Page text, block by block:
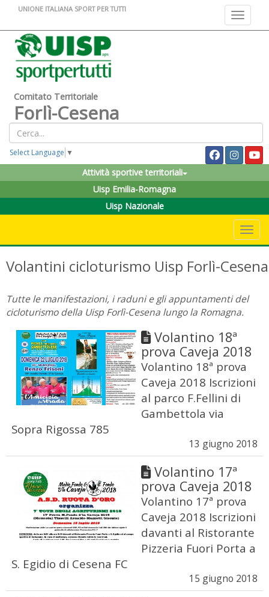
Toggle
UNIONE ITALIANA SPORT PER TUTTI
Comitato Territoriale
Forlì-Cesena
Select Language ▼
Attività sportive territoriali
Uisp Emilia-Romagna
Uisp Nazionale
Volantini cicloturismo Uisp Forlì-Cesena
Tutte le manifestazioni, i raduni e gli appuntamenti del
cicloturismo della Uisp Forlì-Cesena lungo la Romagna.
Volantino 18ª
prova Caveja 2018
Volantino 18ª prova
Caveja 2018 Iscrizioni
al parco F.Fellini di
Gambettola via
Sopra Rigossa 785
13 giugno 2018
Volantino 17ª
prova Caveja 2018
Volantino 17ª prova
Caveja 2018 Iscrizioni
davanti al Ristorante
Pizzeria Fuori Porta a
S. Egidio di Cesena FC
15 giugno 2018